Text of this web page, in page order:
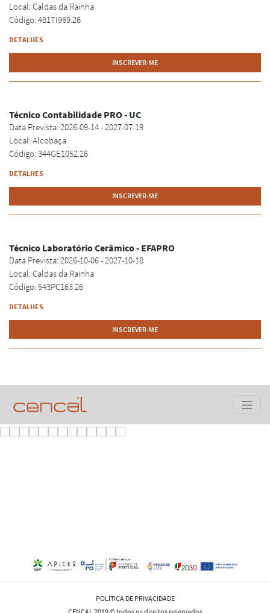
Local: Caldas da Rainha
Código: 481TI969.26
DETALHES
INSCREVER-ME
Técnico Contabilidade PRO - UC
Data Prevista: 2026-09-14 - 2027-07-19
Local: Alcobaça
Código: 344GE1052.26
DETALHES
INSCREVER-ME
Técnico Laboratório Cerâmico - EFAPRO
Data Prevista: 2026-10-06 - 2027-10-18
Local: Caldas da Rainha
Código: 543PC163.26
DETALHES
INSCREVER-ME
POLÍTICA DE PRIVACIDADE